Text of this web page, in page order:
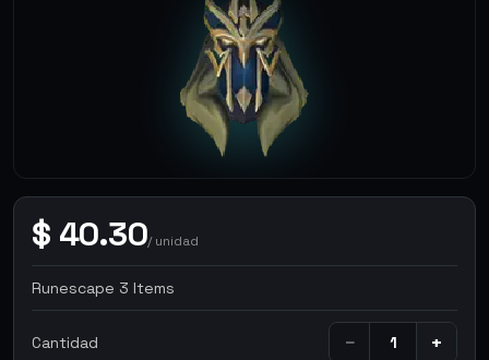
$ 40.30/unidad
Runescape 3 Items
Cantidad − +